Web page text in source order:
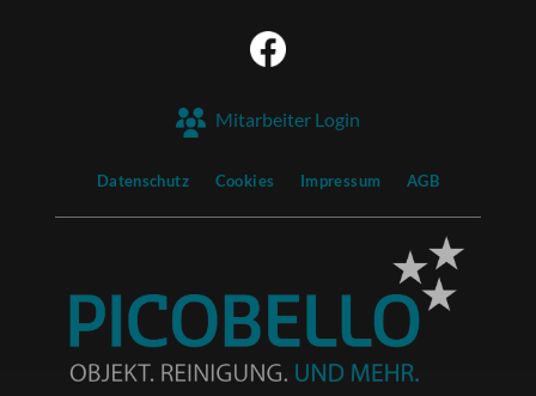
Mitarbeiter Login
Datenschutz Cookies Impressum AGB